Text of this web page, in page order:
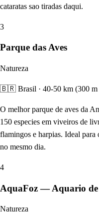
cataratas sao tiradas daqui.
3
Parque das Aves
Natureza
🇧🇷 Brasil · 40-50 km (300 m
O melhor parque de aves da
150 especies em viveiros de
flamingos e harpias. Ideal para
no mesmo dia.
4
AquaFoz — Aquario de
Natureza